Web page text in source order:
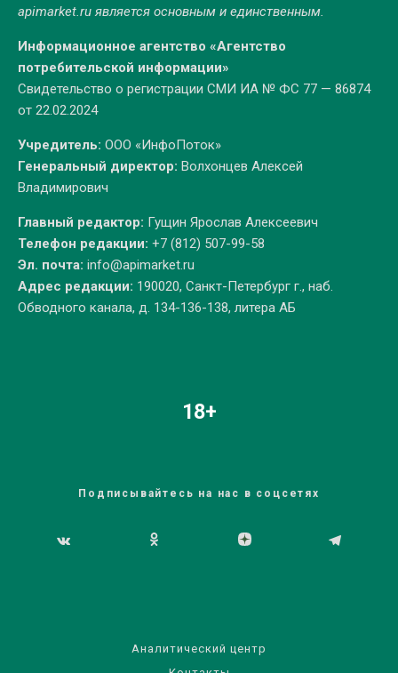
apimarket.ruявляется основным и единственным.
Информационное агентство «Агентство
потребительской информации»
Свидетельство о регистрации СМИ ИА № ФС 77 — 86874
от 22.02.2024
Учредитель: ООО «ИнфоПоток»
Генеральный директор: Волхонцев Алексей
Владимирович
Главный редактор: Гущин Ярослав Алексеевич
Телефон редакции: +7 (812) 507-99-58
Эл. почта: info@apimarket.ru
Адрес редакции: 190020, Санкт-Петербург г., наб.
Обводного канала, д. 134-136-138, литера АБ
18+
Подписывайтесь на нас в соцсетях
Аналитический центр